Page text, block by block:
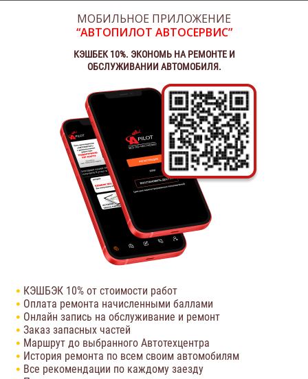
МОБИЛЬНОЕ ПРИЛОЖЕНИЕ
“АВТОПИЛОТ АВТОСЕРВИС”
КЭШБЕК 10%. ЭКОНОМЬ НА РЕМОНТЕ И
ОБСЛУЖИВАНИИ АВТОМОБИЛЯ.
КЭШБЭК 10% от стоимости работ
Оплата ремонта начисленными баллами
Онлайн запись на обслуживание и ремонт
Заказ запасных частей
Маршрут до выбранного Автотехцентра
История ремонта по всем своим автомобилям
Все рекомендации по каждому заезду